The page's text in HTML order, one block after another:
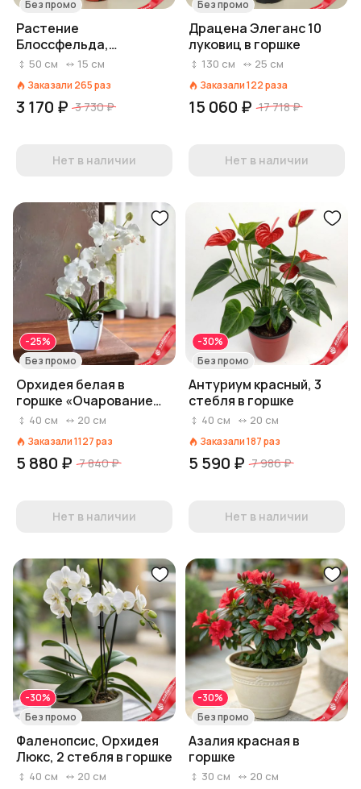
Без промо
Растение
Блоссфельда,
Каланхоэ красное в
50 см 15 см
Заказали 265раз
3 170 ₽ 3 730 ₽
Нет в наличии
Без промо
Драцена Элеганс 10
луковиц в горшке
130 см 25 см
Заказали122раза
15 060 ₽ 17 718 ₽
Нет в наличии
-25%
Без промо
Орхидея белая в
горшке «Очарование
орхидеи»
40 см 20 см
Заказали1127раз
5 880 ₽ 7 840 ₽
Нет в наличии
-30%
Без промо
Антуриум красный, 3
стебля в горшке
40 см 20 см
Заказали187раз
5 590 ₽ 7 986 ₽
Нет в наличии
-30%
Без промо
Фаленопсис, Орхидея
Люкс, 2 стебля в горшке
40 см 20 см
-30%
Без промо
Азалия красная в
горшке
30 см 20 см